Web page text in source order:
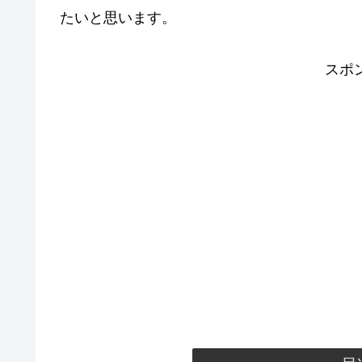
たいと思います。
スポ